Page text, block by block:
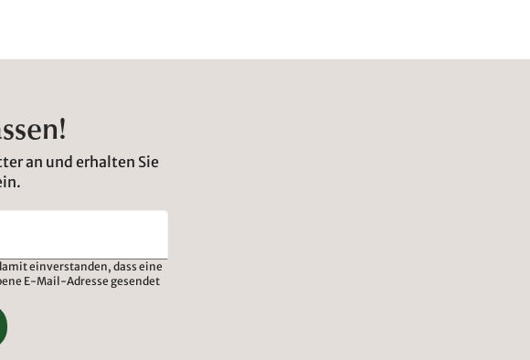
an und erhalten Sie
einverstanden, dass eine
E-Mail-Adresse gesendet